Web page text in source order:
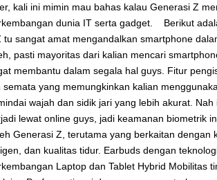
kali ini mimin mau bahas kalau Generasi Z
dunia IT serta gadget. Berikut
sangat amat mengandalkan smartphone
pasti mayoritas dari kalian mencari
membantu dalam segala hal guys. Fitur
yang memungkinkan kalian
wajah dan sidik jari yang lebih akurat.
lewat online guys, jadi keamanan
Generasi Z, terutama yang berkaitan
dan kualitas tidur. Earbuds dengan
Laptop dan Tablet Hybrid Mobilitas